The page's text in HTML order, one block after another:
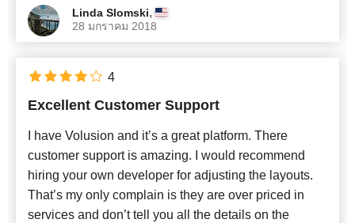
Linda Slomski,
28 มกราคม 2018
Excellent Customer Support
I have Volusion and it’s a great platform. There
customer support is amazing. I would recommend
hiring your own developer for adjusting the layouts.
That’s my only complain is they are over priced in
services and don’t tell you all the details on the
4